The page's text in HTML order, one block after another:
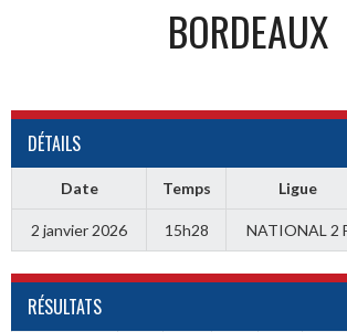
BORDEAUX
DÉTAILS
Date Temps Ligue
2 janvier 2026 15h28 NATIONAL 2
RÉSULTATS